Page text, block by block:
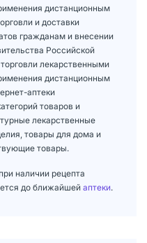
дистанционным
и доставки
гражданам и внесении
Российской
лекарственными
дистанционным
аптеки
товаров и
лекарственные
товары для дома и
товары.
наличии рецепта
до ближайшей аптеки.